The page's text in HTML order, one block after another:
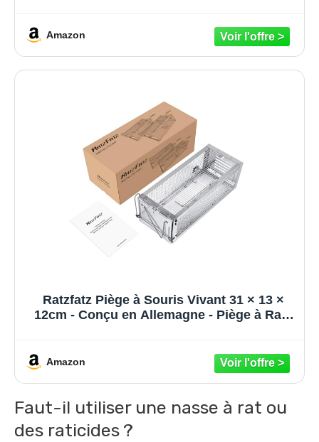
Amazon
Ratzfatz Piège à Souris Vivant 31 × 13 ×
12cm - Conçu en Allemagne - Piège à Rats
de Taille Similaire
Amazon
Faut-il utiliser une nasse à rat ou
des raticides ?